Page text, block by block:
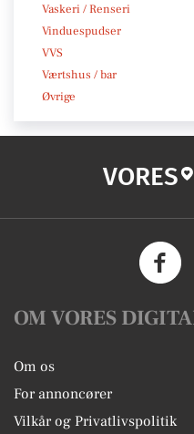
Vaskeri / Renseri
Vinduespudser
VVS
Værtshus / bar
Øvrige
VORES
OM VORES
Om os
For annoncører
Vilkår og Privatlivspolitik